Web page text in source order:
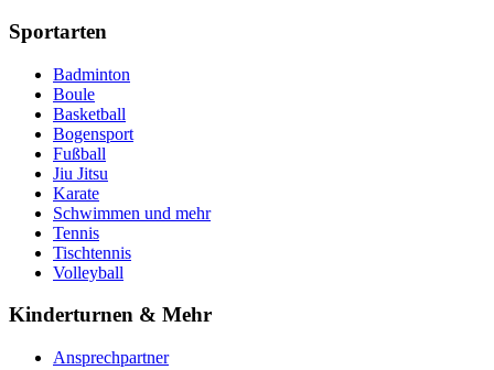
Sportarten
Badminton
Boule
Basketball
Bogensport
Fußball
Jiu Jitsu
Karate
Schwimmen und mehr
Tennis
Tischtennis
Volleyball
Kinderturnen & Mehr
Ansprechpartner